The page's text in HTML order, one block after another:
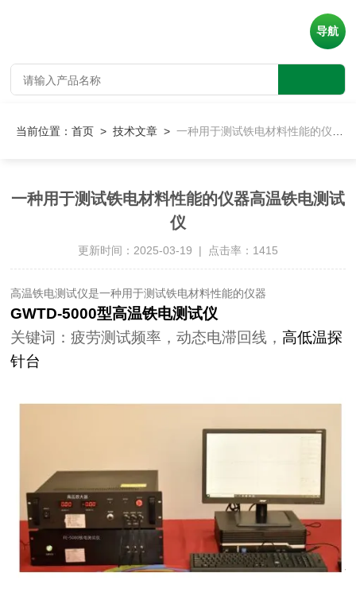
导航
当前位置：首页 >技术文章 >一种用于测试铁电材料性能的仪器高温铁电测试仪
一种用于测试铁电材料性能的仪器高温铁电测试
仪
更新时间：2025-03-19 | 点击率：1415
高温铁电测试仪是一种用于测试铁电材料性能的仪器
GWTD-5000型高温铁电测试仪
关键词：疲劳测试频率，动态电滞回线，高低温探
针台